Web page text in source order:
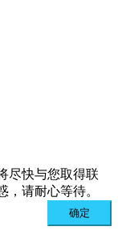
尽快与您取得联
请耐心等待。
确定